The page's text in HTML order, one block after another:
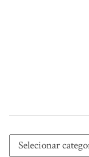
Categorias